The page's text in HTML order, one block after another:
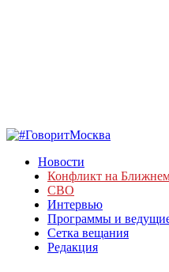
Новости
Конфликт на
СВО
Интервью
Программы и
Сетка вещания
Редакция